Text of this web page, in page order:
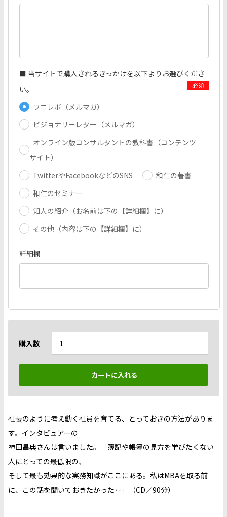
■ 当サイトで購入されるきっかけを以下よりお選びくださ
い。
ワニレポ（メルマガ）
ビジョナリーレター（メルマガ）
オンライン版コンサルタントの教科書（コンテンツ
サイト）
TwitterやFacebookなどのSNS
和仁の著書
和仁のセミナー
知人の紹介（お名前は下の【詳細欄】に）
その他（内容は下の【詳細欄】に）
詳細欄
購入数
社長のように考え動く社員を育てる、とっておきの方法がありま
す。インタビュアーの
神田昌典さんは言いました。「簿記や帳簿の見方を学びたくない
人にとっての最低限の、
そして最も効果的な実務知識がここにある。私はMBAを取る前
に、この話を聞いておきたかった‥」（CD／90分）